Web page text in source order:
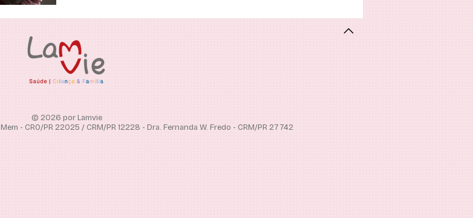
© 2026 por Lamvie
- CRO/PR 22025 / CRM/PR 12228 - Dra. Fernanda W. Fredo - CRM/PR 27742